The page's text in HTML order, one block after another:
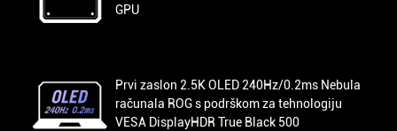
GPU
Prvi zaslon 2.5K OLED 240Hz/0.2ms Nebula
računala ROG s podrškom za tehnologiju
VESA DisplayHDR True Black 500